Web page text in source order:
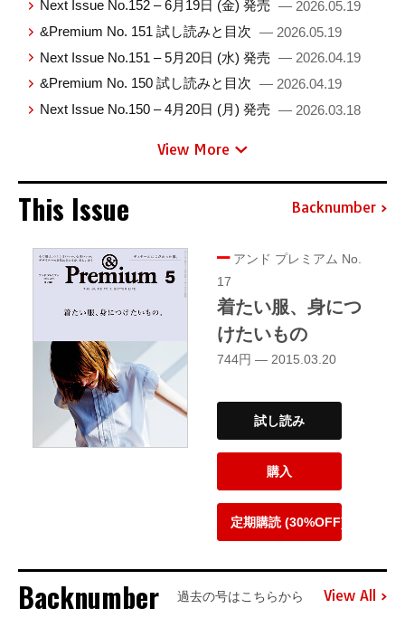
Next Issue No.152 – 6月19日 (金) 発売 — 2026.05.19
&Premium No. 151 試し読みと目次 — 2026.05.19
Next Issue No.151 – 5月20日 (水) 発売 — 2026.04.19
&Premium No. 150 試し読みと目次 — 2026.04.19
Next Issue No.150 – 4月20日 (月) 発売 — 2026.03.18
View More
This Issue Backnumber
アンド プレミアム No.
17
着たい服、身につ
けたいもの
744円 — 2015.03.20
試し読み
購入
定期購読 (30%OFF)
Backnumber 過去の号はこちらから View All